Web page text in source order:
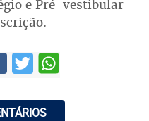
e Pré-vestibular